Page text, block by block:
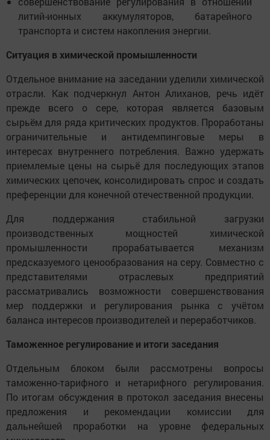
литий-ионных аккумуляторов, батарейного
транспорта и систем накопления энергии.
Ситуация в химической промышленности
Отдельное внимание на заседании уделили химической
отрасли. Как подчеркнул Антон Алиханов, речь идёт
прежде всего о сере, которая является базовым
сырьём для ряда критических продуктов. Проработаны
ограничительные и антидемпинговые меры в
интересах внутреннего потребления. Важно удержать
приемлемые цены на сырьё для последующих этапов
химических цепочек, консолидировать спрос и создать
преференции для конечной отечественной продукции.
Для поддержания стабильной загрузки
производственных мощностей химической
промышленности прорабатывается механизм
предсказуемого ценообразования на серу. Совместно с
представителями отраслевых предприятий
рассматривались возможности совершенствования
мер поддержки и регулирования рынка с учётом
баланса интересов производителей и переработчиков.
Таможенное регулирование и итоги заседания
Отдельным блоком были рассмотрены вопросы
таможенно-тарифного и нетарифного регулирования.
По итогам обсуждения в протокол заседания внесены
предложения и рекомендации комиссии для
дальнейшей проработки на уровне федеральных